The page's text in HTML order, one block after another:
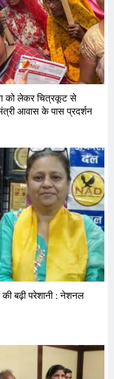
को लेकर चित्रकूट से
आवास के पास प्रदर्शन
बढ़ी परेशानी : नेशनल